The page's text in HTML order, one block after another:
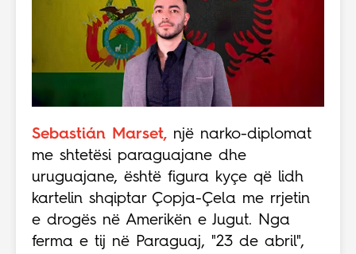
Sebastián Marset, një narko-diplomat
me shtetësi paraguajane dhe
uruguajane, është figura kyçe që lidh
kartelin shqiptar Çopja-Çela me rrjetin
e drogës në Amerikën e Jugut. Nga
ferma e tij në Paraguaj, "23 de abril",